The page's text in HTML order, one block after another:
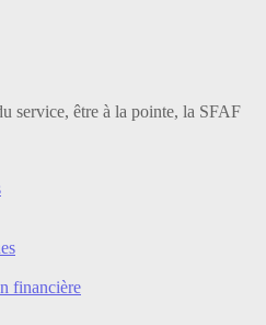
service, être à la pointe, la SFAF
financière